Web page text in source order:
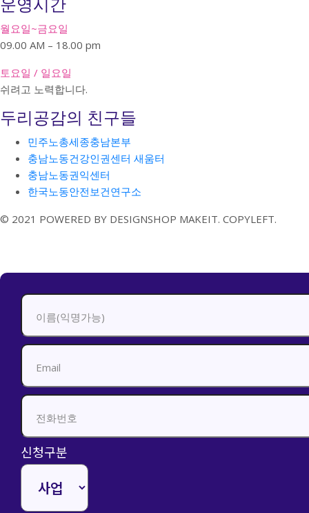
운영시간
월요일~금요일
09.00 AM – 18.00 pm
토요일 / 일요일
쉬려고 노력합니다.
두리공감의 친구들
민주노총세종충남본부
충남노동건강인권센터 새움터
충남노동권익센터
한국노동안전보건연구소
© 2021 POWERED BY DESIGNSHOP MAKEIT. COPYLEFT.
신청구분